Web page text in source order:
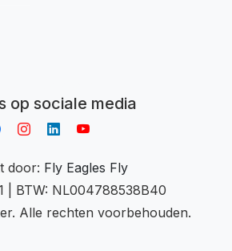
op sociale media
door: Fly Eagles Fly
| BTW: NL004788538B40
Alle rechten voorbehouden.